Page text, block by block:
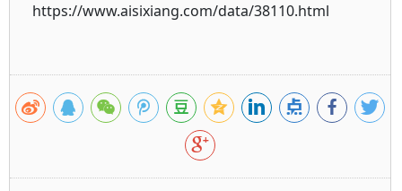
https://www.aisixiang.com/data/38110.html